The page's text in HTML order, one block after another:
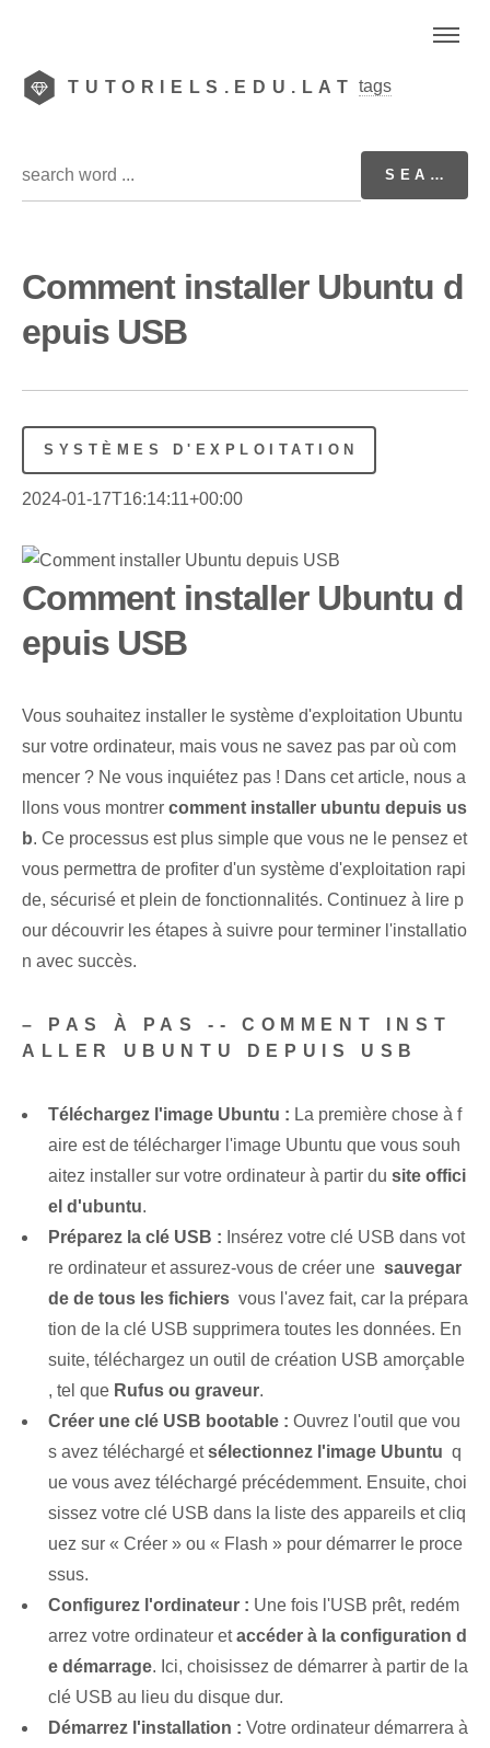
TUTORIELS.EDU.LAT tags
Comment installer Ubuntu d
epuis USB
SYSTÈMES D'EXPLOITATION
2024-01-17T16:14:11+00:00
Comment installer Ubuntu d
epuis USB
Vous souhaitez installer le système d'exploitation Ubuntu
sur votre ordinateur, mais vous ne savez pas par où com
mencer ? Ne vous inquiétez pas !⁢ Dans cet article, nous a
llons vous montrer comment installer ubuntu depuis us
b. Ce processus est plus simple que vous ne le pensez et
vous permettra de profiter⁤ d'un système d'exploitation rapi
de, sécurisé⁤ et plein de fonctionnalités. Continuez à lire p
our découvrir les étapes à suivre pour terminer l'installatio
n avec succès.
– PAS À PAS -- COMMENT INST
ALLER UBUNTU DEPUIS USB
Téléchargez l'image Ubuntu : La première chose à f
aire est⁢ de télécharger l'image Ubuntu que vous souh
aitez installer sur votre ordinateur à partir du site offici
el d'ubuntu.
Préparez la clé USB : Insérez votre clé USB dans⁣ vot
re ordinateur et assurez-vous de créer une ⁣ sauvegar
de⁣ de tous les fichiers ⁢ vous l'avez fait, car la prépara
tion de la clé USB supprimera toutes les données. En
suite, téléchargez⁣ un outil de création USB amorçable
⁢, tel que Rufus ou graveur.
Créer une clé USB bootable : Ouvrez l'outil que vou
s avez téléchargé etsélectionnez l'image Ubuntu ‌ q
ue vous avez téléchargé précédemment. Ensuite, choi
sissez votre clé USB dans la liste des appareils et cliq
uez sur « Créer » ou « Flash » pour démarrer le proce
ssus.
Configurez l'ordinateur : Une fois l'USB⁤ prêt, redém
arrez votre ordinateur etaccéder à la configuration d
e démarrage. Ici, choisissez de démarrer à partir de la
clé USB au lieu du disque dur.
Démarrez l'installation : Votre ordinateur démarrera à